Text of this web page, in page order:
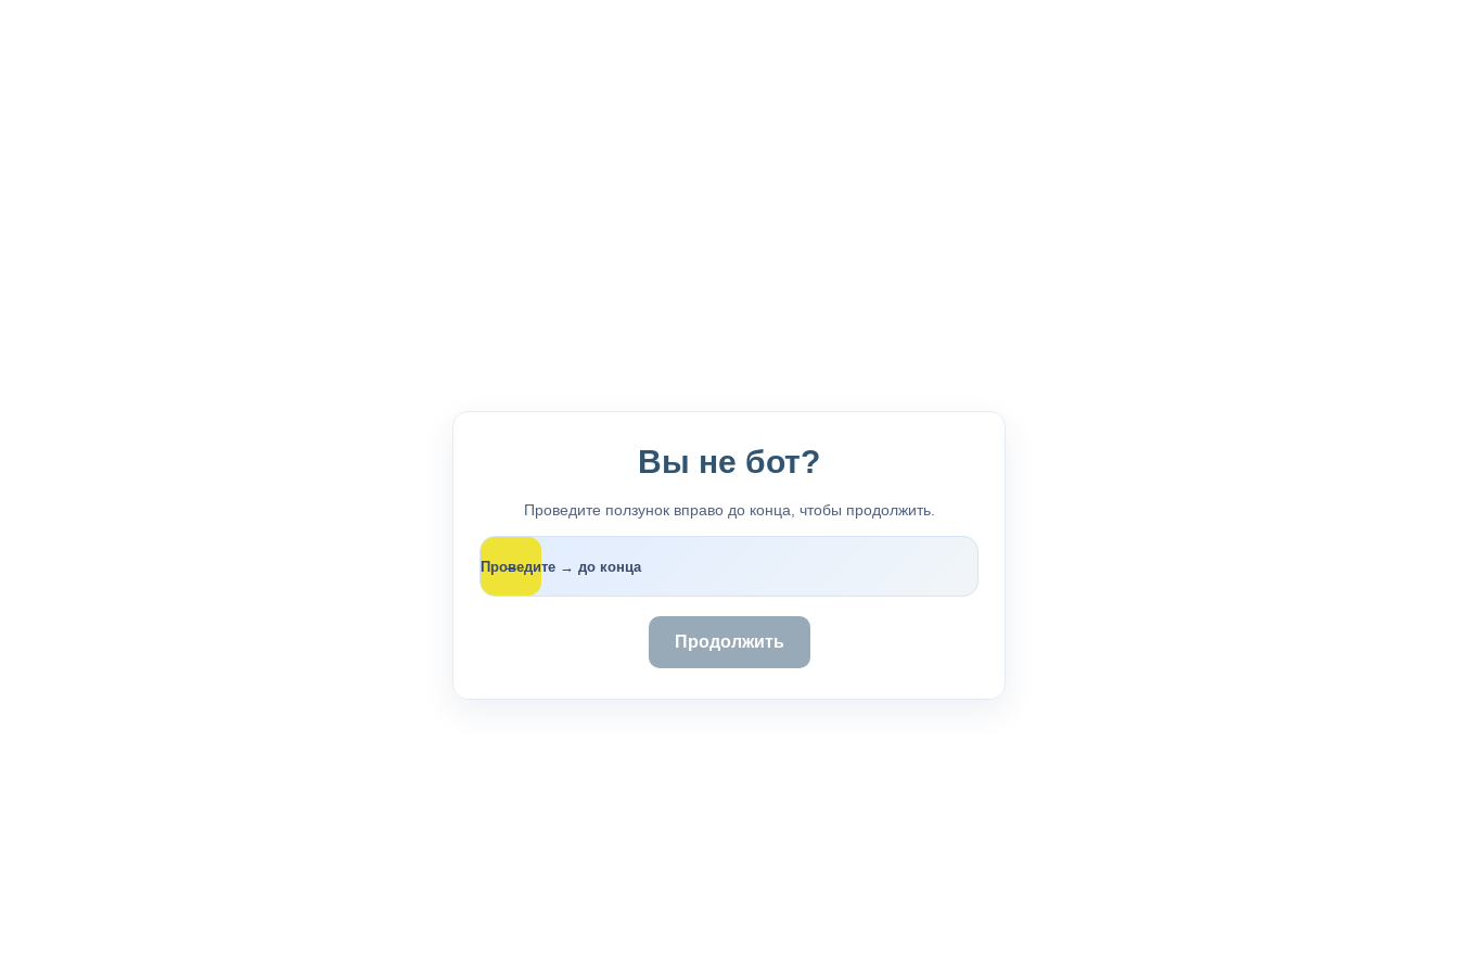
Вы не бот?
Проведите ползунок вправо до конца, чтобы продолжить.
Проведите → до конца
→
Продолжить